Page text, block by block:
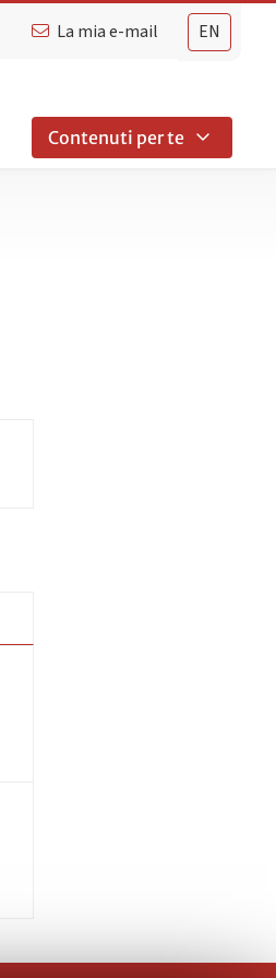
EN
La mia e-mail
Contenuti per te